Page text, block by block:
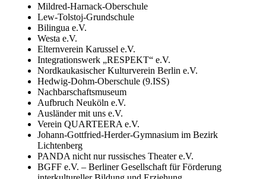
Mildred-Harnack-Oberschule
Lew-Tolstoj-Grundschule
Bilingua e.V.
Westa e.V.
Elternverein Karussel e.V.
Integrationswerk „RESPEKT“ e.V.
Nordkaukasischer Kulturverein Berlin e.V.
Hedwig-Dohm-Oberschule (9.ISS)
Nachbarschaftsmuseum
Aufbruch Neuköln e.V.
Ausländer mit uns e.V.
Verein QUARTEERA e.V.
Johann-Gottfried-Herder-Gymnasium im Bezirk
Lichtenberg
PANDA nicht nur russisches Theater e.V.
BGFF e.V. – Berliner Gesellschaft für Förderung